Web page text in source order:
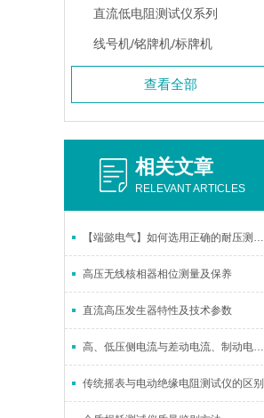
直流低电阻测试仪系列
线号机/铭牌机/标牌机
查看全部
相关文章
RELEVANT ARTICLES
【端懿电气】如何选用正确的耐压测试仪
高压无线核相器相位测量及保养
直流高压发生器特性及技术参数
高、低压侧电流与差动电流、制动电流的关系
传统摇表与电动绝缘电阻测试仪的区别